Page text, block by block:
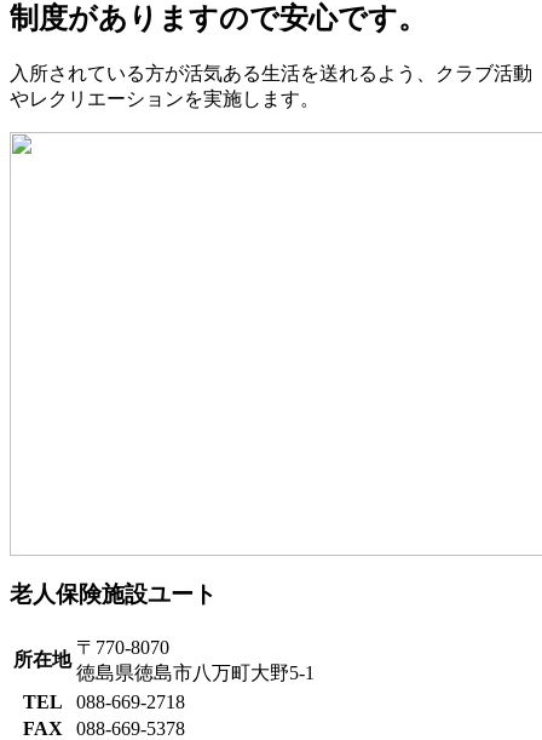
制度がありますので安心です。
入所されている方が活気ある生活を送れるよう、クラブ活動
やレクリエーションを実施します。
老人保険施設ユート
所在地
〒770-8070
徳島県徳島市八万町大野5-1
TEL
088-669-2718
FAX
088-669-5378